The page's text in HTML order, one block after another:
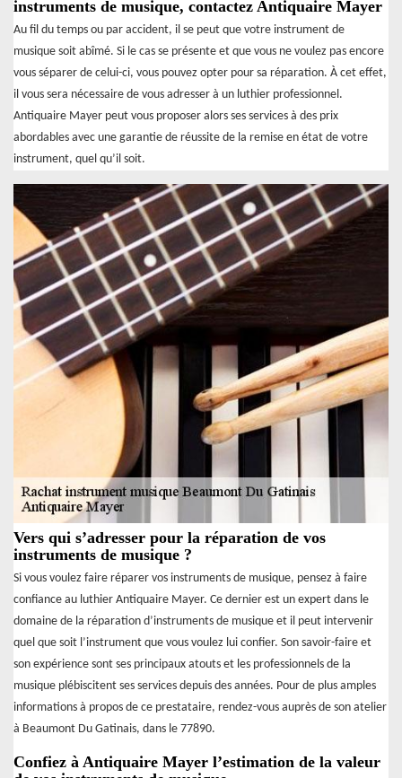
instruments de musique, contactez Antiquaire Mayer
Au fil du temps ou par accident, il se peut que votre instrument de
musique soit abîmé. Si le cas se présente et que vous ne voulez pas encore
vous séparer de celui-ci, vous pouvez opter pour sa réparation. À cet effet,
il vous sera nécessaire de vous adresser à un luthier professionnel.
Antiquaire Mayer peut vous proposer alors ses services à des prix
abordables avec une garantie de réussite de la remise en état de votre
instrument, quel qu’il soit.
Vers qui s’adresser pour la réparation de vos
instruments de musique ?
Si vous voulez faire réparer vos instruments de musique, pensez à faire
confiance au luthier Antiquaire Mayer. Ce dernier est un expert dans le
domaine de la réparation d’instruments de musique et il peut intervenir
quel que soit l’instrument que vous voulez lui confier. Son savoir-faire et
son expérience sont ses principaux atouts et les professionnels de la
musique plébiscitent ses services depuis des années. Pour de plus amples
informations à propos de ce prestataire, rendez-vous auprès de son atelier
à Beaumont Du Gatinais, dans le 77890.
Confiez à Antiquaire Mayer l’estimation de la valeur